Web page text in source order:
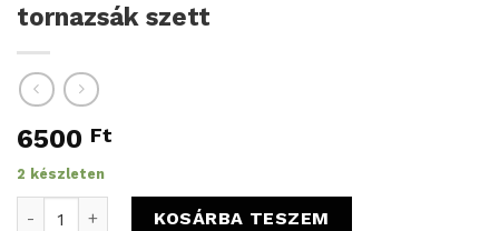
tornazsák szett
6500 Ft
2 készleten
Nyuszi - levendula - Ovis ruhazsák és tornazsák szett
KOSÁRBA TESZEM